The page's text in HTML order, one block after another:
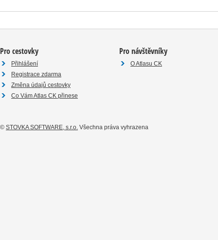
Pro cestovky
Přihlášení
Registrace zdarma
Změna údajů cestovky
Co Vám Atlas CK přinese
Pro návštěvníky
O Atlasu CK
© STOVKA SOFTWARE, s.r.o. Všechna práva vyhrazena